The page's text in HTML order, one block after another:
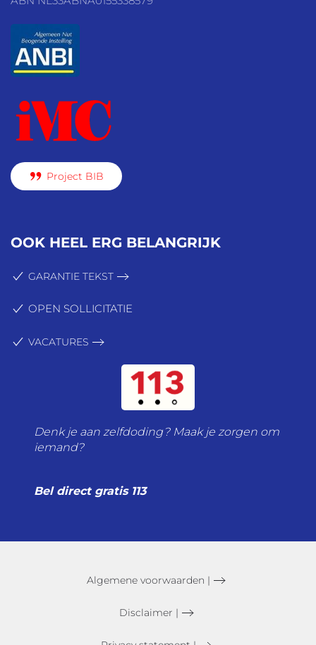
Project BIB
OOK HEEL ERG BELANGRIJK
GARANTIE TEKST
OPEN SOLLICITATIE
VACATURES
Denk je aan zelfdoding? Maak je zorgen om
iemand?
Bel direct gratis 113
Algemene voorwaarden |
Disclaimer |